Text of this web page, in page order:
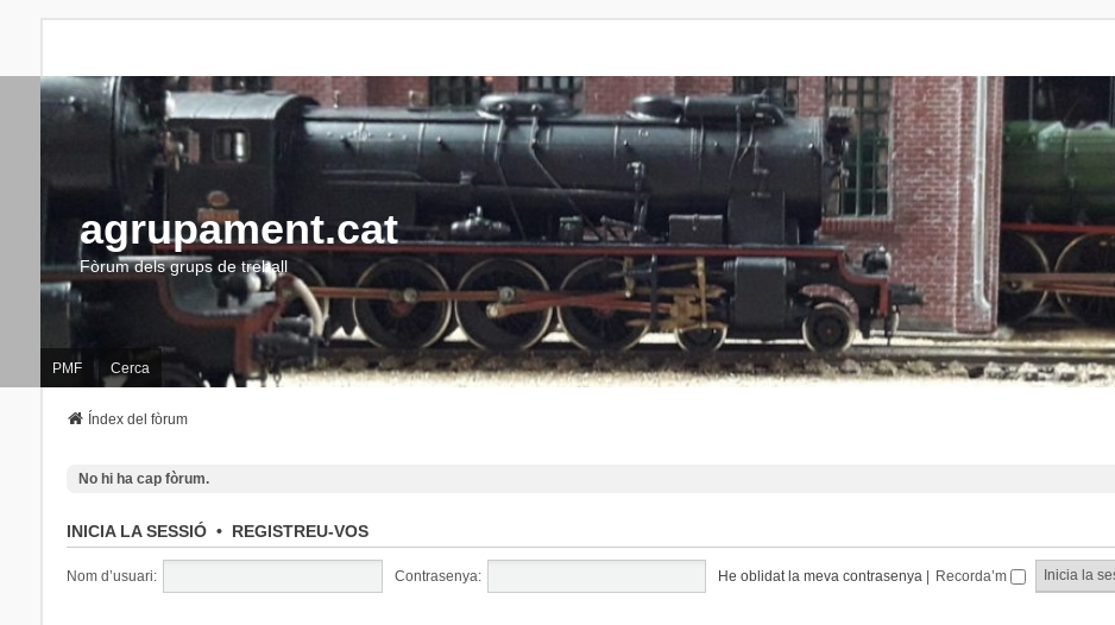
agrupament.cat
Fòrum dels grups de treball
PMF Cerca
Índex del fòrum
No hi ha cap fòrum.
INICIA LA SESSIÓ• REGISTREU-VOS
Nom d’usuari: Contrasenya: He oblidat la meva contrasenya Recorda’m